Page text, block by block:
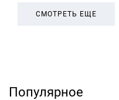
СМОТРЕТЬ ЕЩЕ
Популярное